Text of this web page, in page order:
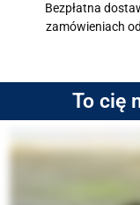
Bezpłatna
zamówieniach
To cię